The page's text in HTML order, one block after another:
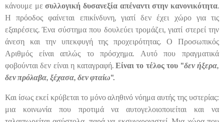
κάνουμε μεσυλλογική δυσανεξία απέναντι στην κανονικότητα.
Η πρόοδος φαίνεται επικίνδυνη, γιατί δεν έχει χώρο για τις
εξαιρέσεις. Ένα σύστημα που δουλεύει τρομάζει, γιατί στερεί την
άνεση και την υπεκφυγή της προχειρότητας. Ο Προσωπικός
Αριθμός είναι απλώς το πρόσχημα. Αυτό που πραγματικά
φοβούνται δεν είναι η καταγραφή. Είναι το τέλος του "δεν ήξερα,
δεν πρόλαβα, ξέχασα, δεν φταίω".
Και ίσως εκεί κρύβεται το μόνο αληθινό νόημα αυτής της υστερίας:
μια κοινωνία που προτιμά να αυτογελοιοποιείται και να